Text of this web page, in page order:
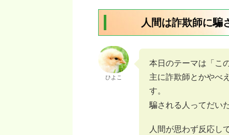
人間は詐欺師に騙
ひよこ
本日のテーマは「こ
主に詐欺師とかやべ
す。
騙される人ってだい
人間が思わず反応し